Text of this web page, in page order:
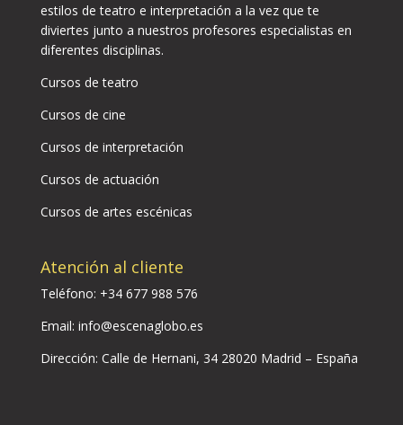
estilos de teatro e interpretación a la vez que te
diviertes junto a nuestros profesores especialistas en
diferentes disciplinas.
Cursos de teatro
Cursos de cine
Cursos de interpretación
Cursos de actuación
Cursos de artes escénicas
Atención al cliente
Teléfono: +34 677 988 576
Email: info@escenaglobo.es
Dirección: Calle de Hernani, 34 28020 Madrid – España